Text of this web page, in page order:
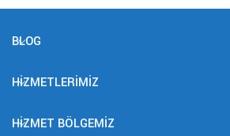
BLOG
HIZMETLERIMIZ
HIZMET BÖLGEMIZ